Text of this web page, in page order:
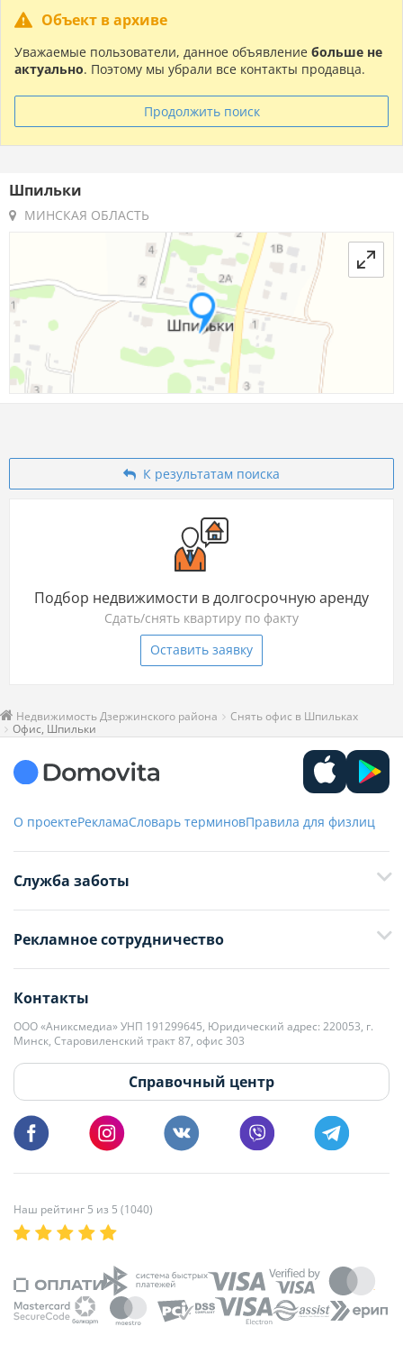
Объект в архиве
Уважаемые пользователи, данное объявление больше не
актуально. Поэтому мы убрали все контакты продавца.
Продолжить поиск
Шпильки
МИНСКАЯ ОБЛАСТЬ
К результатам поиска
Подбор недвижимости в долгосрочную аренду
Сдать/снять квартиру по факту
Оставить заявку
Недвижимость Дзержинского района
Снять офис в Шпильках
Офис, Шпильки
О проектеРекламаСловарь терминовПравила для физлиц
Служба заботы
+375 33 376-13-70
editor@domovita.by
Мы принимаем звонки и отвечаем на письма в будние дни с 9:00 до
18:00.
Рекламное сотрудничество
kb@domovita.by
+375 29 179-11-28 Владислав Гладченко
vg@domovita.by
Пишите и звоните нам в будние дни с 8:00 до 20:00.
Контакты
ООО «Аниксмедиа» УНП 191299645, Юридический адрес: 220053, г.
Минск, Старовиленский тракт 87, офис 303
Справочный центр
Наш рейтинг 5 из 5 (1040)